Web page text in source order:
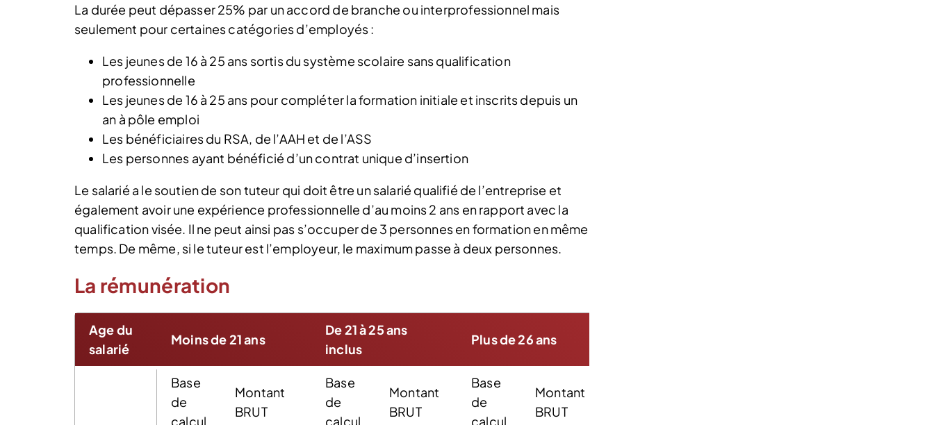
La durée peut dépasser 25% par un accord de branche ou interprofessionnel mais
seulement pour certaines catégories d’employés :
Les jeunes de 16 à 25 ans sortis du système scolaire sans qualification
professionnelle
Les jeunes de 16 à 25 ans pour compléter la formation initiale et inscrits depuis un
an à pôle emploi
Les bénéficiaires du RSA, de l’AAH et de l’ASS
Les personnes ayant bénéficié d’un contrat unique d’insertion
Le salarié a le soutien de son tuteur qui doit être un salarié qualifié de l’entreprise et
également avoir une expérience professionnelle d’au moins 2 ans en rapport avec la
qualification visée. Il ne peut ainsi pas s’occuper de 3 personnes en formation en même
temps. De même, si le tuteur est l’employeur, le maximum passe à deux personnes.
La rémunération
Age du
salarié
Moins de 21 ans
De 21 à 25 ans
inclus
Plus de 26 ans
Base
de
calcul
Montant
BRUT
Base
de
calcul
Montant
BRUT
Base
de
calcul
Montant
BRUT